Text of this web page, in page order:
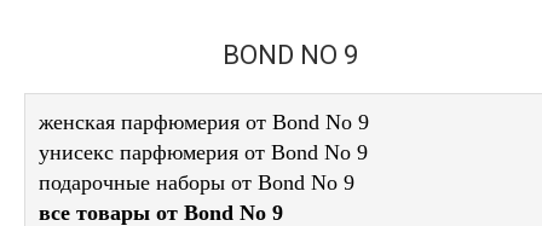
ДЕКОРАТИВНАЯ КОСМЕТИКА
BOND NO 9
женская парфюмерия от Bond No 9
унисекс парфюмерия от Bond No 9
подарочные наборы от Bond No 9
все товары от Bond No 9